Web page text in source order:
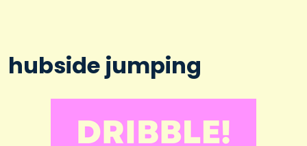
hubside jumping